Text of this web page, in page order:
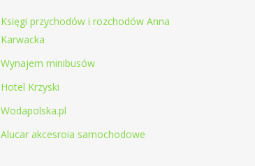
Księgi przychodów i rozchodów Anna
Karwacka
Wynajem minibusów
Hotel Krzyski
Wodapolska.pl
Alucar akcesroia samochodowe